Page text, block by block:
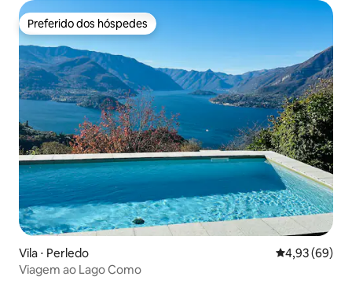
Preferido dos hóspedes
Preferido dos hóspedes
Vila ⋅ Perledo 4,93 de uma
4,93 (69)
Viagem ao Lago Como